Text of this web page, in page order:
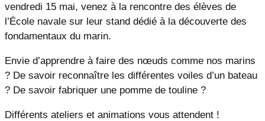
vendredi 15 mai, venez à la rencontre des élèves de
l’École navale sur leur stand dédié à la découverte des
fondamentaux du marin.
Envie d’apprendre à faire des nœuds comme nos marins
? De savoir reconnaître les différentes voiles d’un bateau
? De savoir fabriquer une pomme de touline ?
Différents ateliers et animations vous attendent !